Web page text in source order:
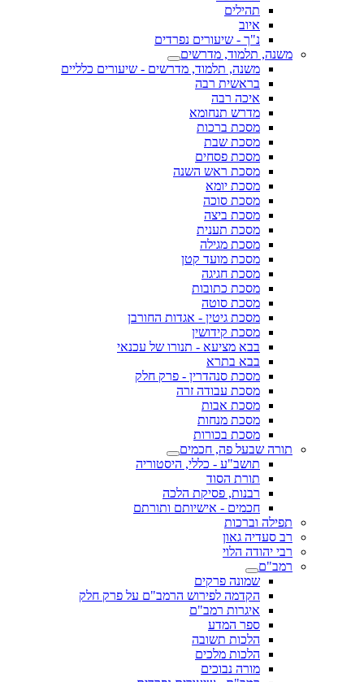
תהילים
איוב
נ"ך - שיעורים נפרדים
משנה, תלמוד, מדרשים
משנה, תלמוד, מדרשים - שיעורים כלליים
בראשית רבה
איכה רבה
מדרש תנחומא
מסכת ברכות
מסכת שבת
מסכת פסחים
מסכת ראש השנה
מסכת יומא
מסכת סוכה
מסכת ביצה
מסכת תענית
מסכת מגילה
מסכת מועד קטן
מסכת חגיגה
מסכת כתובות
מסכת סוטה
מסכת גיטין - אגדות החורבן
מסכת קידושין
בבא מציעא - תנורו של עכנאי
בבא בתרא
מסכת סנהדרין - פרק חלק
מסכת עבודה זרה
מסכת אבות
מסכת מנחות
מסכת בכורות
תורה שבעל פה, חכמים
תושב"ע - כללי, היסטוריה
תורת הסוד
רבנות, פסיקת הלכה
חכמים - אישיותם ותורתם
תפילה וברכות
רב סעדיה גאון
רבי יהודה הלוי
רמב"ם
שמונה פרקים
הקדמה לפירוש הרמב"ם על פרק חלק
איגרות רמב"ם
ספר המדע
הלכות תשובה
הלכות מלכים
מורה נבוכים